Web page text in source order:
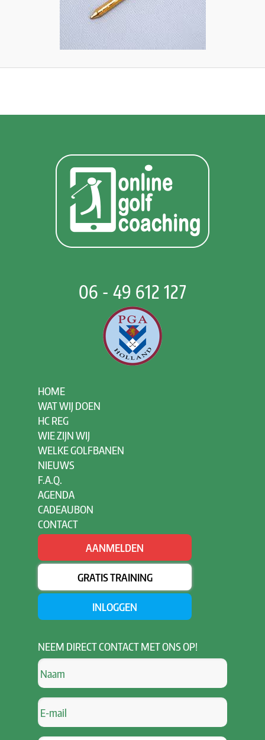
06 - 49 612 127
HOME
WAT WIJ DOEN
HC REG
WIE ZIJN WIJ
WELKE GOLFBANEN
NIEUWS
F.A.Q.
AGENDA
CADEAUBON
CONTACT
AANMELDEN
GRATIS TRAINING
INLOGGEN
NEEM DIRECT CONTACT MET ONS OP!